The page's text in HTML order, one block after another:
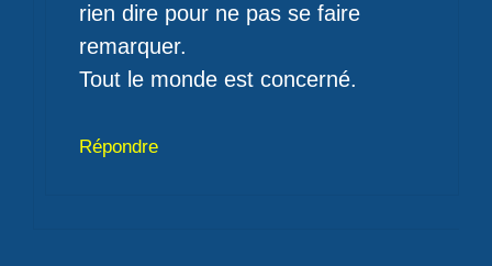
rien dire pour ne pas se faire
remarquer.
Tout le monde est concerné.
Répondre